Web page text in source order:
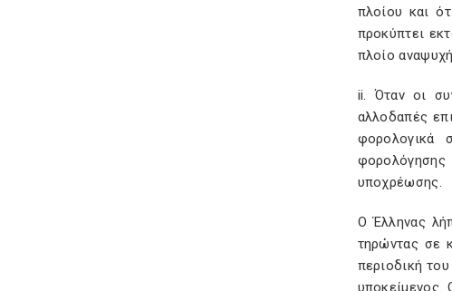
πλοίου και
προκύπτει
πλοίο
ii. Όταν οι
αλλοδαπές
φορολογικά
υποχρέωσης.
Ο Έλληνας
τηρώντας σε
περιοδική